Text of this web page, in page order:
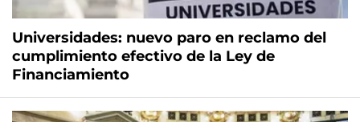
Universidades: nuevo paro en reclamo del
cumplimiento efectivo de la Ley de
Financiamiento